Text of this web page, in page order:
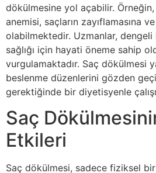
dökülmesine yol açabilir.
anemisi, saçların zayıflamasına
olabilmektedir. Uzmanlar, dengeli
sağlığı için hayati öneme sahip
vurgulamaktadır. Saç dökülmesi
beslenme düzenlerini gözden
gerektiğinde bir diyetisyenle
Saç
Etkileri
Saç dökülmesi, sadece fiziksel